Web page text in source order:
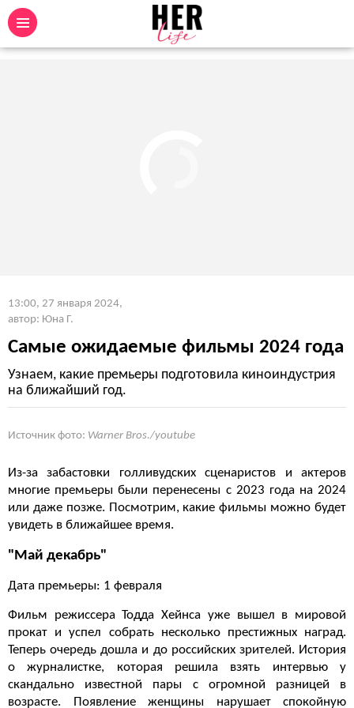
13:00, 27 января 2024,
автор: Юна Г.
Самые ожидаемые фильмы 2024 года
Узнаем, какие премьеры подготовила киноиндустрия
на ближайший год.
Источник фото: Warner Bros./youtube
Из-за забастовки голливудских сценаристов и актеров
многие премьеры были перенесены с 2023 года на 2024
или даже позже. Посмотрим, какие фильмы можно будет
увидеть в ближайшее время.
"Май декабрь"
Дата премьеры: 1 февраля
Фильм режиссера Тодда Хейнса уже вышел в мировой
прокат и успел собрать несколько престижных наград.
Теперь очередь дошла и до российских зрителей. История
о журналистке, которая решила взять интервью у
скандально известной пары с огромной разницей в
возрасте. Появление женщины нарушает спокойную